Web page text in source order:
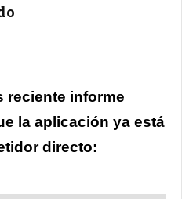
reciente informe
la aplicación ya está
directo: